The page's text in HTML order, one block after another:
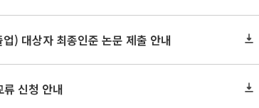
) 대상자 최종인준 논문 제출 안내
신청 안내